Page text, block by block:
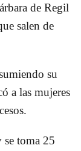
de Regil
salen de
su
a las mujeres
se toma 25